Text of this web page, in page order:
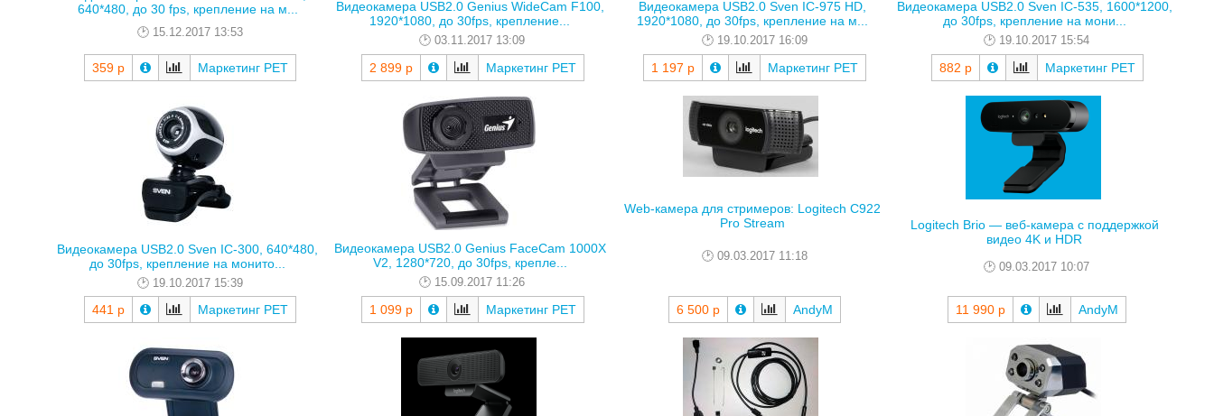
640*480, до 30 fps, крепление на м...
15.12.2017 13:53
359 р Маркетинг РЕТ
Видеокамера USB2.0 Genius WideCam F100,
1920*1080, до 30fps, крепление...
03.11.2017 13:09
2 899 р Маркетинг РЕТ
Видеокамера USB2.0 Sven IC-975 HD,
1920*1080, до 30fps, крепление на м...
19.10.2017 16:09
1 197 р Маркетинг РЕТ
Видеокамера USB2.0 Sven IC-535, 1600*1200,
до 30fps, крепление на мони...
19.10.2017 15:54
882 р Маркетинг РЕТ
Видеокамера USB2.0 Sven IC-300, 640*480,
до 30fps, крепление на монито...
19.10.2017 15:39
441 р Маркетинг РЕТ
Видеокамера USB2.0 Genius FaceCam 1000X
V2, 1280*720, до 30fps, крепле...
15.09.2017 11:26
1 099 р Маркетинг РЕТ
Web-камера для стримеров: Logitech C922
Pro Stream
09.03.2017 11:18
6 500 р AndyM
Logitech Brio — веб-камера с поддержкой
видео 4K и HDR
09.03.2017 10:07
11 990 р AndyM